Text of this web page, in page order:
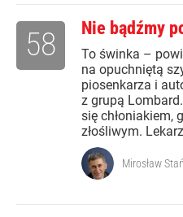
Nie bądźmy
To świnka –
na opuchniętą
piosenkarza i
z grupą
się chłoniakiem,
złośliwym.
58
Mirosław